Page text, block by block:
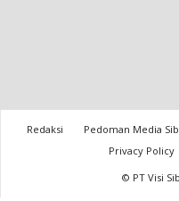
Redaksi Pedoman Media
Privacy Policy
© PT Visi